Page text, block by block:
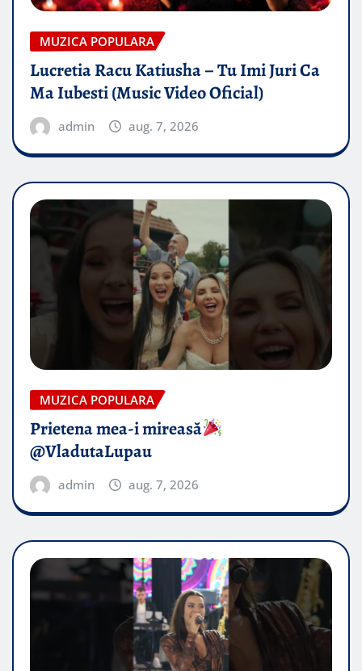
MUZICA POPULARA
Lucretia Racu Katiusha – Tu Imi Juri Ca
Ma Iubesti (Music Video Oficial)
admin aug. 7, 2026
MUZICA POPULARA
Prietena mea-i mireasă​
@VladutaLupau
admin aug. 7, 2026